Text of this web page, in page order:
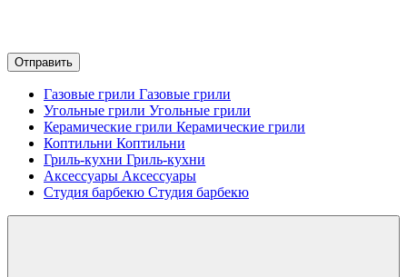
Отправить
Газовые грили Газовые грили
Угольные грили Угольные грили
Керамические грили Керамические грили
Коптильни Коптильни
Гриль-кухни Гриль-кухни
Аксессуары Аксессуары
Студия барбекю Студия барбекю